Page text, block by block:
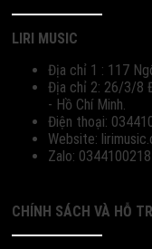
LIRI MUSIC
Địa chỉ 1 : 117
Địa chỉ 2: 26/3/8
- Hồ Chí Minh.
Điện thoại:
Website:
Zalo: 0344100218
CHÍNH SÁCH VÀ HỖ